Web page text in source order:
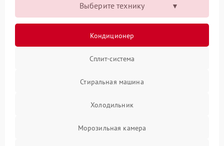
Выберите технику
Кондиционер
Сплит-система
Стиральная машина
Холодильник
Морозильная камера